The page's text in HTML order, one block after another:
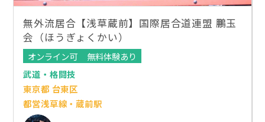
無外流居合【浅草蔵前】国際居合道連盟 鵬玉
会（ほうぎょくかい）
オンライン可
無料体験あり
武道・格闘技
東京都 台東区
都営浅草線・蔵前駅